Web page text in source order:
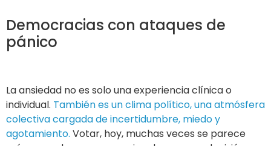
Democracias con ataques de
pánico
La ansiedad no es solo una experiencia clínica o
individual. También es un clima político, una atmósfera
colectiva cargada de incertidumbre, miedo y
agotamiento. Votar, hoy, muchas veces se parece